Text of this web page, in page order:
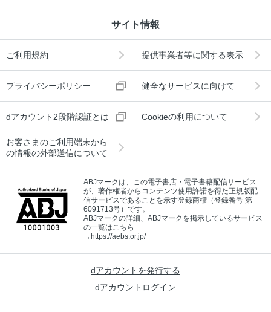
サイト情報
ご利用規約 提供事業者等に関する表示
プライバシーポリシー 健全なサービスに向けて
dアカウント2段階認証とは Cookieの利用について
お客さまのご利用端末から
の情報の外部送信について
ABJマークは、この電子書店・電子書籍配信サービス
が、著作権者からコンテンツ使用許諾を得た正規版配
信サービスであることを示す登録商標（登録番号 第
6091713号）です。
ABJマークの詳細、ABJマークを掲示しているサービス
の一覧はこちら
→https://aebs.or.jp/
dアカウントを発行する
dアカウントログイン